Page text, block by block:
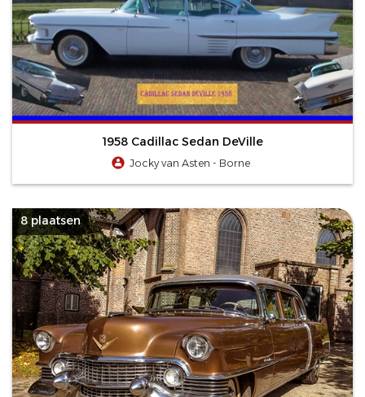
1958 Cadillac Sedan DeVille
Jocky van Asten - Borne
8 plaatsen